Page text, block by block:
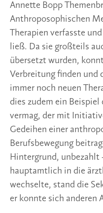
Annette Bopp
Anthroposophischen
Therapien verfasste
ließ. Da sie großteils
übersetzt wurden,
Verbreitung finden und
immer noch neuen
dies zudem ein Beispiel
vermag, der mit
Gedeihen einer
Berufsbewegung
Hintergrund, unbezahlt
hauptamtlich in die
wechselte, stand die
er konnte sich anderen